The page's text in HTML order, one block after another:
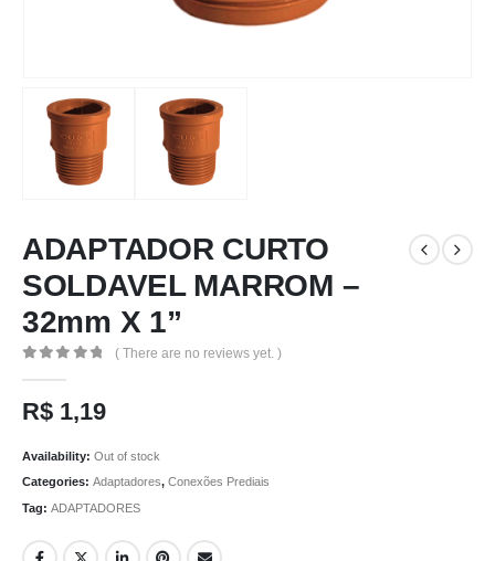
ADAPTADOR CURTO
SOLDAVEL MARROM –
32mm X 1”
( There are no reviews yet. )
R$ 1,19
Availability: Out of stock
Categories: Adaptadores, Conexões Prediais
Tag: ADAPTADORES